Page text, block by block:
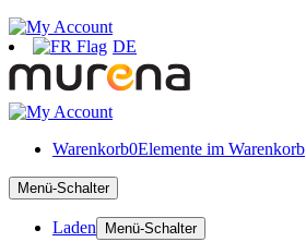
DE
Warenkorb0Elemente im Warenkorb
Menü-Schalter
Laden Menü-Schalter